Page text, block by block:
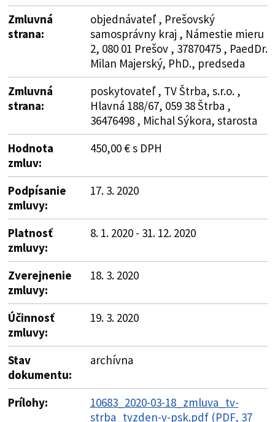
Zmluvná
strana:
objednávateľ , Prešovský
samosprávny kraj , Námestie mieru
2, 080 01 Prešov , 37870475 , PaedDr.
Milan Majerský, PhD., predseda
Zmluvná
strana:
poskytovateľ , TV Štrba, s.r.o. ,
Hlavná 188/67, 059 38 Štrba ,
36476498 , Michal Sýkora, starosta
Hodnota
zmluv:
450,00 € s DPH
Podpísanie
zmluvy:
17. 3. 2020
Platnosť
zmluvy:
8. 1. 2020 - 31. 12. 2020
Zverejnenie
zmluvy:
18. 3. 2020
Účinnosť
zmluvy:
19. 3. 2020
Stav
dokumentu:
archívna
Prílohy:
10683_2020-03-18_zmluva_tv-
strba_tyzden-v-psk.pdf (PDF, 37